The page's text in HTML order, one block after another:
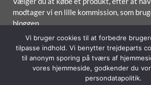
modtager vi en lille kommission, som
bloggen.
Forside Om / Kontakt
Vi bruger cookies til at forbedre
tilpasse indhold. Vi benytter trejdeparts
til anonym sporing på tværs af
vores hjemmeside, godkender du
persondatapolitik.